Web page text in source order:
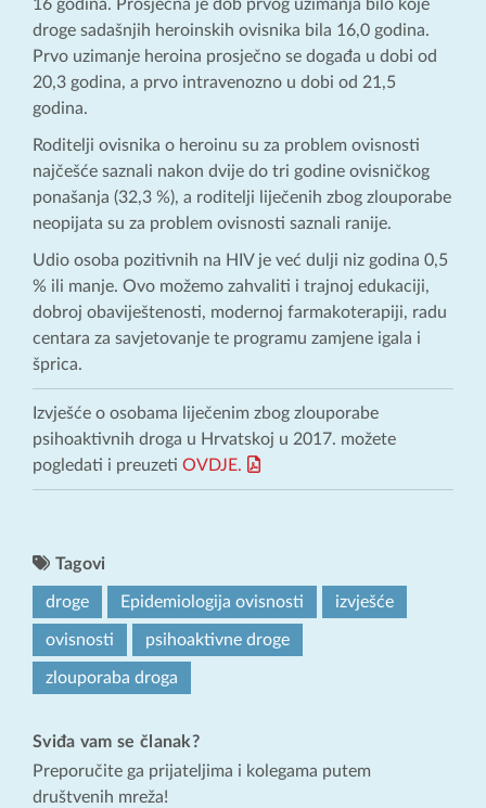
16 godina. Prosječna je dob prvog uzimanja bilo koje
droge sadašnjih heroinskih ovisnika bila 16,0 godina.
Prvo uzimanje heroina prosječno se događa u dobi od
20,3 godina, a prvo intravenozno u dobi od 21,5
godina.
Roditelji ovisnika o heroinu su za problem ovisnosti
najčešće saznali nakon dvije do tri godine ovisničkog
ponašanja (32,3 %), a roditelji liječenih zbog zlouporabe
neopijata su za problem ovisnosti saznali ranije.
Udio osoba pozitivnih na HIV je već dulji niz godina 0,5
% ili manje. Ovo možemo zahvaliti i trajnoj edukaciji,
dobroj obaviještenosti, modernoj farmakoterapiji, radu
centara za savjetovanje te programu zamjene igala i
šprica.
Izvješće o osobama liječenim zbog zlouporabe
psihoaktivnih droga u Hrvatskoj u 2017. možete
pogledati i preuzeti OVDJE.
Tagovi
droge Epidemiologija ovisnosti izvješće
ovisnosti psihoaktivne droge
zlouporaba droga
Sviđa vam se članak?
Preporučite ga prijateljima i kolegama putem
društvenih mreža!